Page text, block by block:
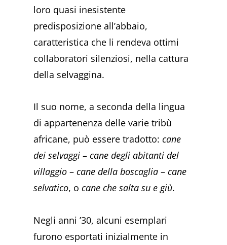
loro quasi inesistente
predisposizione all’abbaio,
caratteristica che li rendeva ottimi
collaboratori silenziosi, nella cattura
della selvaggina.
Il suo nome, a seconda della lingua
di appartenenza delle varie tribù
africane, può essere tradotto:cane
dei selvaggi–cane degli abitanti del
villaggio–cane della boscaglia–cane
selvatico, ocane che salta su e giù.
Negli anni ’30, alcuni esemplari
furono esportati inizialmente in